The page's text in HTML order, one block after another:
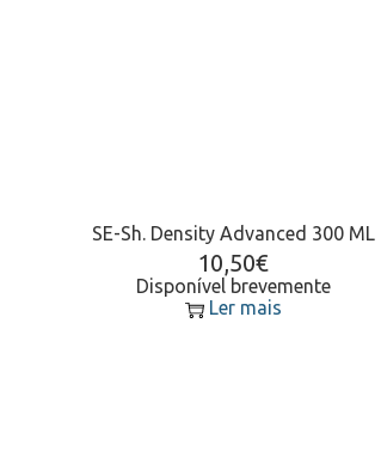
SE-Sh. Density Advanced 300 ML
10,50€
Disponível brevemente
Ler mais